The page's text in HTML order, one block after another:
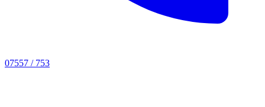
07557 / 753